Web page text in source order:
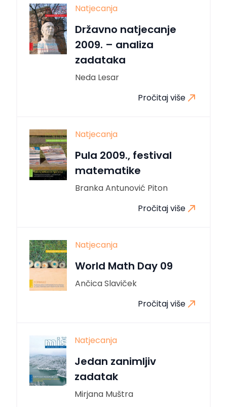
Natjecanja
Državno natjecanje
2009. – analiza
zadataka
Neda Lesar
Pročitaj više
Natjecanja
Pula 2009., festival
matematike
Branka Antunović Piton
Pročitaj više
Natjecanja
World Math Day 09
Ančica Slaviček
Pročitaj više
Natjecanja
Jedan zanimljiv
zadatak
Mirjana Muštra